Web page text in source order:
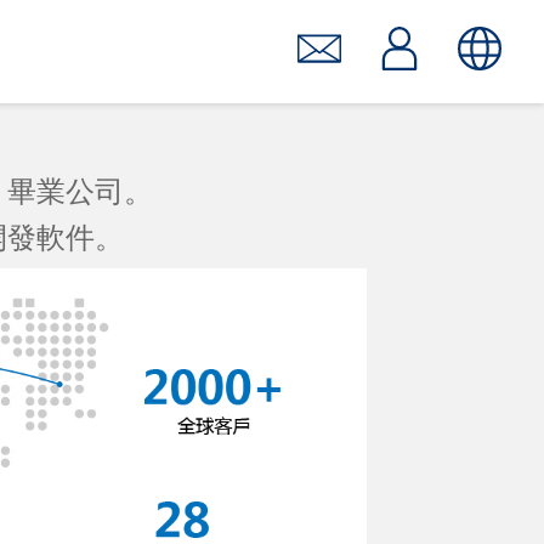
業公司。
軟件。